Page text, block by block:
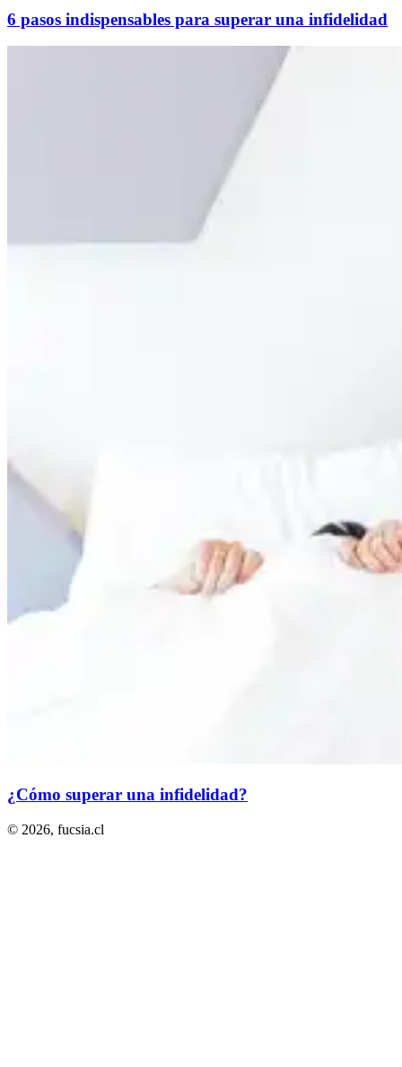
6 pasos indispensables para superar una infidelidad
¿Cómo superar una infidelidad?
© 2026, fucsia.cl